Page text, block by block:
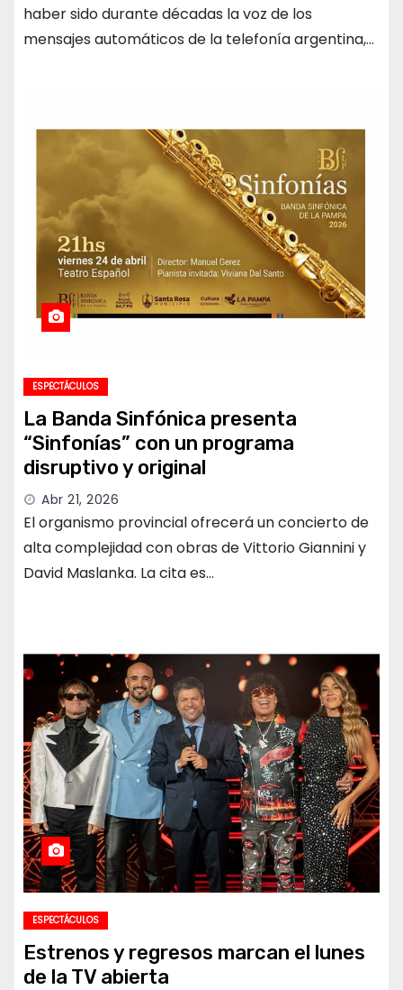
haber sido durante décadas la voz de los
mensajes automáticos de la telefonía argentina,…
ESPECTÁCULOS
La Banda Sinfónica presenta
“Sinfonías” con un programa
disruptivo y original
Abr 21, 2026
El organismo provincial ofrecerá un concierto de
alta complejidad con obras de Vittorio Giannini y
David Maslanka. La cita es…
ESPECTÁCULOS
Estrenos y regresos marcan el lunes
de la TV abierta